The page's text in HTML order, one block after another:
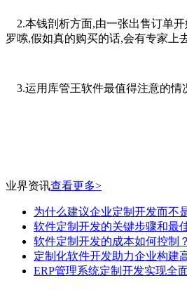
2.本钱剖析方面,由一张出售订单
罗嗦,假如真的购买的话,会有专家上
3.运用库管王软件最值得注意的情
业界资讯查看更多>
为什么建议企业定制开发而不
软件定制开发的关键步骤和最
软件定制开发的成本如何控制？
定制化软件开发助力企业构建
ERP管理系统定制开发实现全